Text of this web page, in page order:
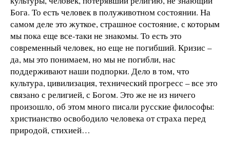
Бога. То есть человек в полуживотном состоянии. На
самом деле это жуткое, страшное состояние, с которым
мы пока еще все-таки не знакомы. То есть это
современный человек, но еще не погибший. Кризис –
да, мы это понимаем, но мы не погибли, нас
поддерживают наши подпорки. Дело в том, что
культура, цивилизация, технический прогресс – все это
связано с религией, с Богом. Это же не из ничего
произошло, об этом много писали русские философы:
христианство освободило человека от страха перед
природой, стихией…